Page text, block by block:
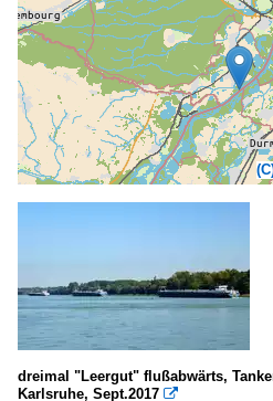
dreimal "Leergut" flußabwärts,
Karlsruhe, Sept.2017 